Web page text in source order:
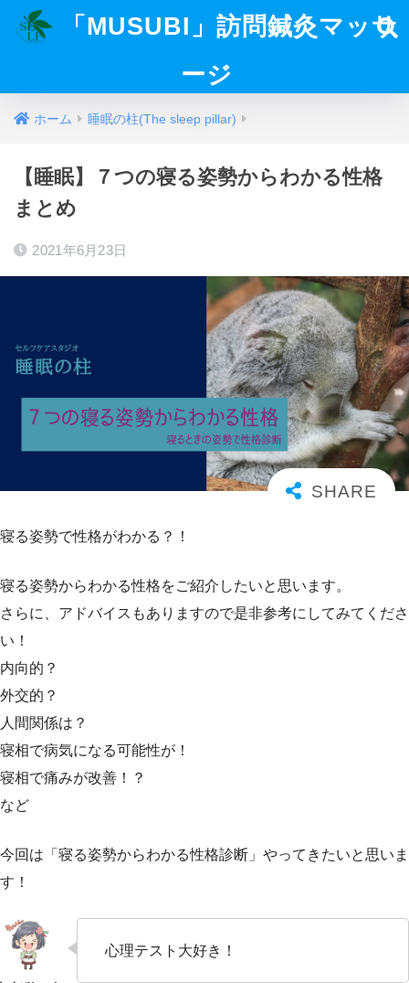
「MUSUBI」訪問鍼灸マッサ
ージ
ホーム 睡眠の柱(The sleep pillar)
【睡眠】７つの寝る姿勢からわかる性格
まとめ
2021年6月23日
寝る姿勢で性格がわかる？！
寝る姿勢からわかる性格をご紹介したいと思います。
さらに、アドバイスもありますので是非参考にしてみてくださ
い！
内向的？
外交的？
人間関係は？
寝相で病気になる可能性が！
寝相で痛みが改善！？
など
今回は「寝る姿勢からわかる性格診断」やってきたいと思いま
す！
心理テスト大好き！